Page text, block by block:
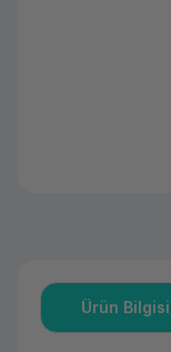
Ürün Bilgisi